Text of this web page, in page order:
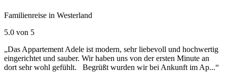
Familienreise in Westerland
5.0 von 5
„Das Appartement Adele ist modern, sehr liebevoll und hochwertig
eingerichtet und sauber. Wir haben uns von der ersten Minute an
dort sehr wohl gefühlt. Begrüßt wurden wir bei Ankunft im Ap...“